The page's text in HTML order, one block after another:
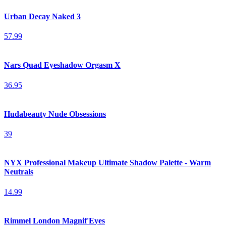
Urban Decay Naked 3
57.99
Nars Quad Eyeshadow Orgasm X
36.95
Hudabeauty Nude Obsessions
39
NYX Professional Makeup Ultimate Shadow Palette - Warm
Neutrals
14.99
Rimmel London Magnif'Eyes